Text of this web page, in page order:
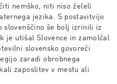
nemško, niti niso želeli
jezika. S postavitvijo
slovenščino še bolj izrinili iz
je utišal Slovence in zamolčal
slovensko govoreči
zaradi obrobnega
zaposlitev v mestu ali